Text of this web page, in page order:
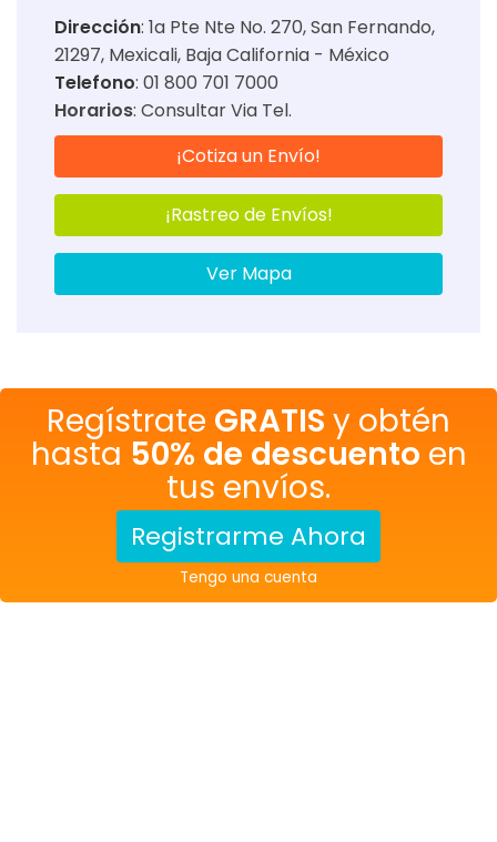
Dirección: 1a Pte Nte No. 270, San Fernando,
21297, Mexicali, Baja California - México
Telefono: 01 800 701 7000
Horarios: Consultar Via Tel.
¡Cotiza un Envío!
¡Rastreo de Envíos!
Ver Mapa
Regístrate GRATIS y obtén
hasta 50% de descuento en
tus envíos.
Registrarme Ahora
Tengo una cuenta